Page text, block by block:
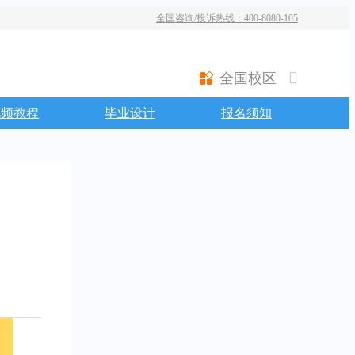
全国咨询/投诉热线：400-8080-105
全国校区
教程 毕业设计 报名须知